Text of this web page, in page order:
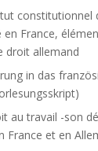
constitutionnel
en France,
droit allemand
in das
au travail -son
France et en